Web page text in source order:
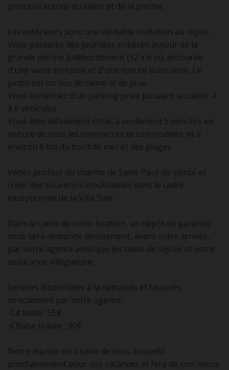
principal autour du salon et de la piscine.
Les extérieurs sont une véritable invitation au repos.
Vous passerez des journées entières autour de la
grande piscine à débordement (12 x 6 m), entourée
d'une vaste terrasse et d'une nature luxuriante. Le
jardin est un lieu de calme et de jeux.
Vous bénéficiez d'un parking privé pouvant accueillir 4
à 6 véhicules.
Vous êtes idéalement situé, à seulement 5 minutes en
voiture de tous les commerces et commodités, et à
environ 6 km du bord de mer et des plages.
Venez profiter du charme de Saint-Paul-de-Vence et
créer des souvenirs inoubliables dans le cadre
exceptionnel de la Villa Sole.
Dans le cadre de votre location, un dépôt de garantie
vous sera demandé directement, avant votre arrivée,
par votre agence ainsi que les taxes de séjour et votre
assurance villégiature.
Services disponibles à la demande et facturés
directement par votre agence :
-Lit bébé : 55€
-Chaise Haute : 30€
Notre équipe sera ravie de vous accueillir
prochainement pour vos vacances et fera de son mieux